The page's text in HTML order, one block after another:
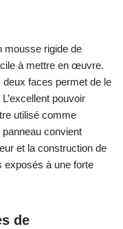
mousse rigide de
à mettre en œuvre.
faces permet de le
pouvoir
utilisé comme
convient
et la construction de
exposés à une forte
de